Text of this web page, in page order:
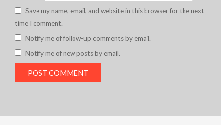
Save my name, email, and website in this browser for the next
time I comment.
Notify me of follow-up comments by email.
Notify me of new posts by email.